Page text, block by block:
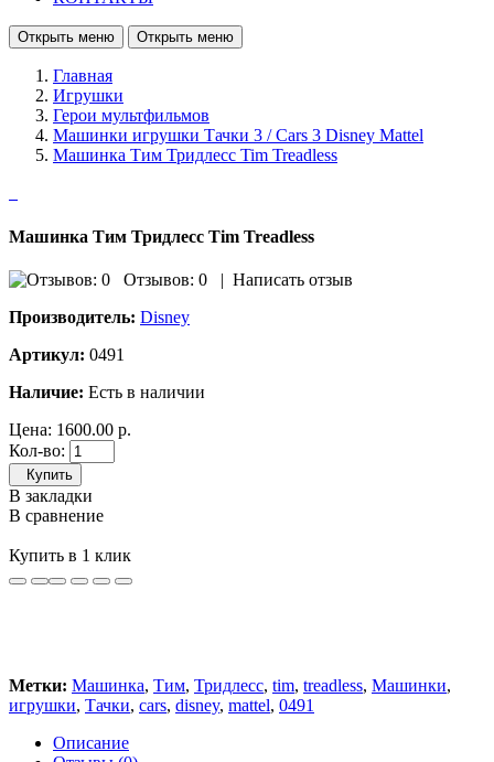
Открыть меню Открыть меню
Главная
Игрушки
Герои мультфильмов
Машинки игрушки Тачки 3 / Cars 3 Disney Mattel
Машинка Тим Тридлесс Tim Treadless
Машинка Тим Тридлесс Tim Treadless
Отзывов: 0 | Написать отзыв
Производитель: Disney
Артикул: 0491
Наличие: Есть в наличии
Цена: 1600.00 р.
Кол-во:
Купить
В закладки
В сравнение
Купить в 1 клик
Метки: Машинка, Тим, Тридлесс, tim, treadless, Машинки,
игрушки, Тачки, cars, disney, mattel, 0491
Описание